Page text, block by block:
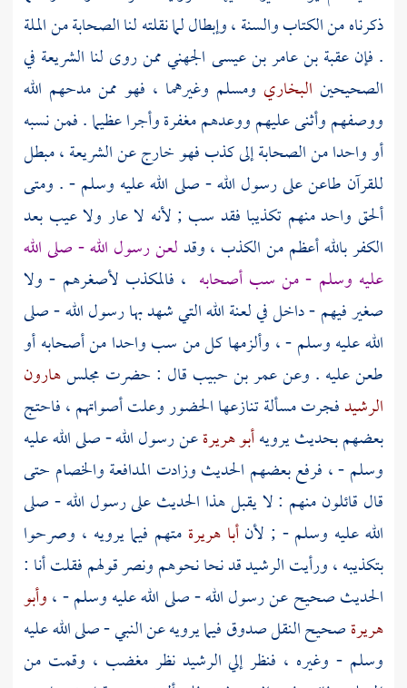
ذكرناه من الكتاب والسنة ، وإبطال لما نقلته لنا الصحابة من الملة
. فإنعقبة بن عامر بن عيسى الجهنيممن روى لنا الشريعة في
الصحيحين البخاري ومسلم وغيرهما ، فهو ممن مدحهم الله
ووصفهم وأثنى عليهم ووعدهم مغفرة وأجرا عظيما . فمن نسبه
أو واحدا من الصحابة إلى كذب فهو خارج عن الشريعة ، مبطل
للقرآن طاعن على رسول الله - صلى الله عليه وسلم - . ومتى
ألحق واحد منهم تكذيبا فقد سب ; لأنه لا عار ولا عيب بعد
الكفر بالله أعظم من الكذب ، وقدلعن رسول الله - صلى الله
عليه وسلم - من سب أصحابه ، فالمكذب لأصغرهم - ولا
صغير فيهم - داخل في لعنة الله التي شهد بها رسول الله - صلى
الله عليه وسلم - ، وألزمها كل من سب واحدا من أصحابه أو
طعن عليه . وعنعمر بن حبيب قال : حضرت مجلسهارون
الرشيدفجرت مسألة تنازعها الحضور وعلت أصواتهم ، فاحتج
بعضهم بحديث يرويهأبو هريرةعن رسول الله - صلى الله عليه
وسلم - ، فرفع بعضهم الحديث وزادت المدافعة والخصام حتى
قال قائلون منهم : لا يقبل هذا الحديث على رسول الله - صلى
الله عليه وسلم - ; لأنأبا هريرة متهم فيما يرويه ، وصرحوا
بتكذيبه ، ورأيتالرشيدقد نحا نحوهم ونصر قولهم فقلت أنا :
الحديث صحيح عن رسول الله - صلى الله عليه وسلم - ،وأبو
هريرةصحيح النقل صدوق فيما يرويه عن النبي - صلى الله عليه
وسلم - وغيره ، فنظر إلي الرشيدنظر مغضب ، وقمت من